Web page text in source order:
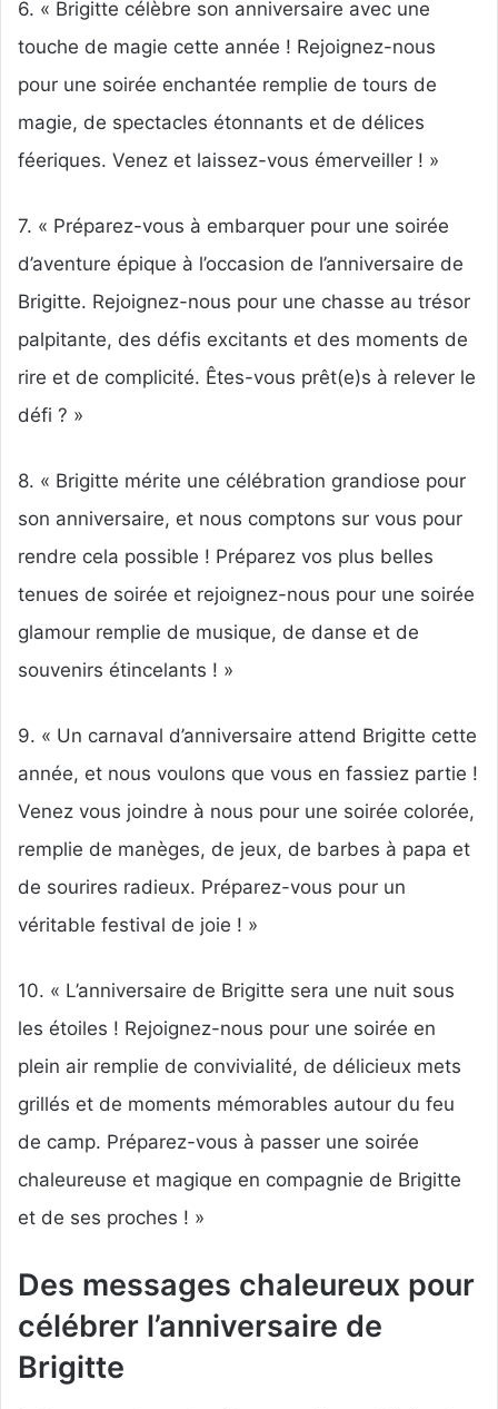
6. « Brigitte célèbre son anniversaire avec une
touche de magie cette année ! Rejoignez-nous
pour une soirée enchantée remplie de tours de
magie, de spectacles étonnants et de délices
féeriques. Venez et laissez-vous émerveiller ! »
7. « Préparez-vous à embarquer pour une soirée
d’aventure épique à l’occasion de l’anniversaire de
Brigitte. Rejoignez-nous pour une chasse au trésor
palpitante, des défis excitants et des moments de
rire et de complicité. Êtes-vous prêt(e)s à relever le
défi ? »
8. « Brigitte mérite une célébration grandiose pour
son anniversaire, et nous comptons sur vous pour
rendre cela possible ! Préparez vos plus belles
tenues de soirée et rejoignez-nous pour une soirée
glamour remplie de musique, de danse et de
souvenirs étincelants ! »
9. « Un carnaval d’anniversaire attend Brigitte cette
année, et nous voulons que vous en fassiez partie !
Venez vous joindre à nous pour une soirée colorée,
remplie de manèges, de jeux, de barbes à papa et
de sourires radieux. Préparez-vous pour un
véritable festival de joie ! »
10. « L’anniversaire de Brigitte sera une nuit sous
les étoiles ! Rejoignez-nous pour une soirée en
plein air remplie de convivialité, de délicieux mets
grillés et de moments mémorables autour du feu
de camp. Préparez-vous à passer une soirée
chaleureuse et magique en compagnie de Brigitte
et de ses proches ! »
Des messages chaleureux pour
célébrer l’anniversaire de
Brigitte